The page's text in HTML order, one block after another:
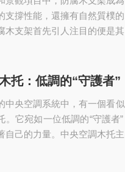
管往往具有較大的尺寸...
支撐性能，還擁有自然質樸
木支架首先引人注目的便是
。無論是搭建在湖邊、海邊
性角度來看，防腐木支...
托：低調的“守護者”
中央空調系統中，有一個看
。它宛如一位低調的“守護者
自己的力量。中央空調木托